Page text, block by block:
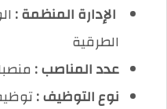
️ الإدارة المنظمة :
الطرقية
عدد المناصب :منصبان
نوع التوظيف :